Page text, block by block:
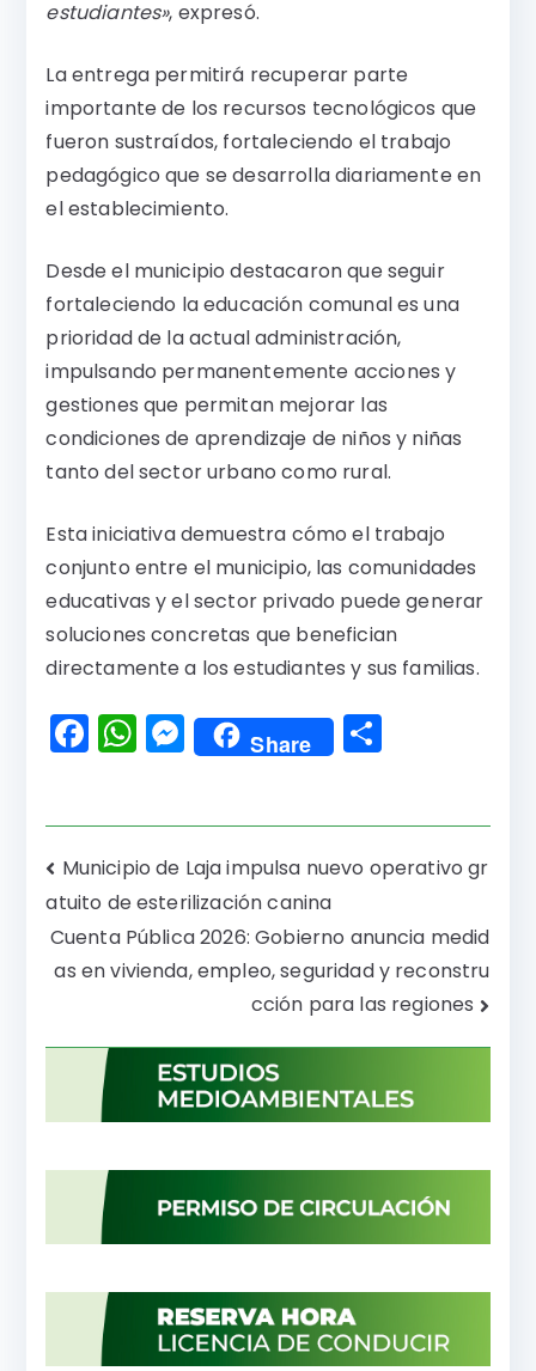
estudiantes», expresó.
La entrega permitirá recuperar parte
importante de los recursos tecnológicos que
fueron sustraídos, fortaleciendo el trabajo
pedagógico que se desarrolla diariamente en
el establecimiento.
Desde el municipio destacaron que seguir
fortaleciendo la educación comunal es una
prioridad de la actual administración,
impulsando permanentemente acciones y
gestiones que permitan mejorar las
condiciones de aprendizaje de niños y niñas
tanto del sector urbano como rural.
Esta iniciativa demuestra cómo el trabajo
conjunto entre el municipio, las comunidades
educativas y el sector privado puede generar
soluciones concretas que benefician
directamente a los estudiantes y sus familias.
F
e
b
o
o
W
ts
A
p
p
M
e
s
e
n
g
Share
a
rti
r
Navegación
de
entradas
Municipio de Laja impulsa nuevo operativo gr
atuito de esterilización canina
Cuenta Pública 2026: Gobierno anuncia medid
as en vivienda, empleo, seguridad y reconstru
cción para las regiones